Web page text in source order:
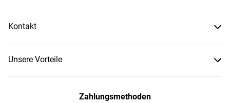
Kontakt
Unsere Vorteile
Zahlungsmethoden